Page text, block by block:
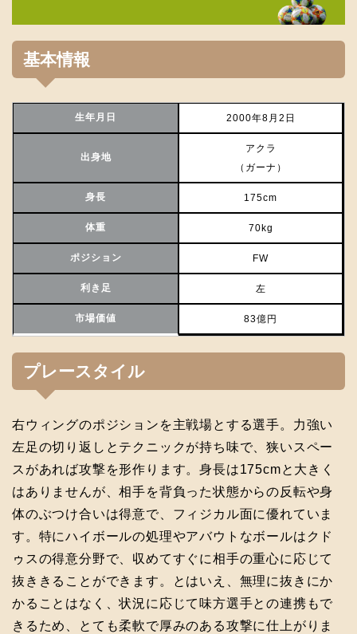
基本情報
生年月日 2000年8月2日
出身地
アクラ
（ガーナ）
身長 175cm
体重 70kg
ポジション FW
利き足 左
市場価値 83億円
プレースタイル
右ウィングのポジションを主戦場とする選手。力強い
左足の切り返しとテクニックが持ち味で、狭いスペー
スがあれば攻撃を形作ります。身長は175cmと大きく
はありませんが、相手を背負った状態からの反転や身
体のぶつけ合いは得意で、フィジカル面に優れていま
す。特にハイボールの処理やアバウトなボールはクド
ゥスの得意分野で、収めてすぐに相手の重心に応じて
抜ききることができます。とはいえ、無理に抜きにか
かることはなく、状況に応じて味方選手との連携もで
きるため、とても柔軟で厚みのある攻撃に仕上がりま